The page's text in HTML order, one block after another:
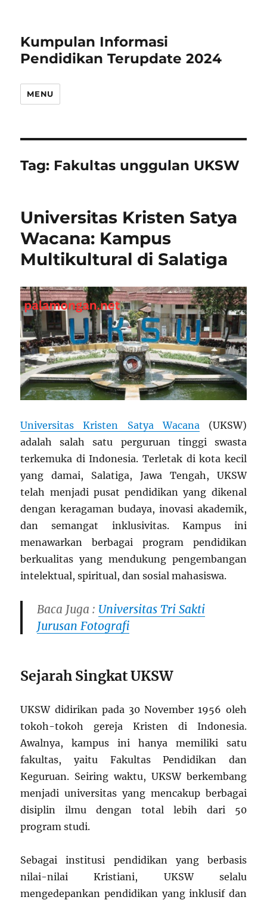
Kumpulan Informasi
Pendidikan Terupdate 2024
MENU
Tag: Fakultas unggulan UKSW
Universitas Kristen Satya
Wacana: Kampus
Multikultural di Salatiga
Universitas Kristen Satya Wacana (UKSW)
adalah salah satu perguruan tinggi swasta
terkemuka di Indonesia. Terletak di kota kecil
yang damai, Salatiga, Jawa Tengah, UKSW
telah menjadi pusat pendidikan yang dikenal
dengan keragaman budaya, inovasi akademik,
dan semangat inklusivitas. Kampus ini
menawarkan berbagai program pendidikan
berkualitas yang mendukung pengembangan
intelektual, spiritual, dan sosial mahasiswa.
Baca Juga : Universitas Tri Sakti
Jurusan Fotografi
Sejarah Singkat UKSW
UKSW didirikan pada 30 November 1956 oleh
tokoh-tokoh gereja Kristen di Indonesia.
Awalnya, kampus ini hanya memiliki satu
fakultas, yaitu Fakultas Pendidikan dan
Keguruan. Seiring waktu, UKSW berkembang
menjadi universitas yang mencakup berbagai
disiplin ilmu dengan total lebih dari 50
program studi.
Sebagai institusi pendidikan yang berbasis
nilai-nilai Kristiani, UKSW selalu
mengedepankan pendidikan yang inklusif dan